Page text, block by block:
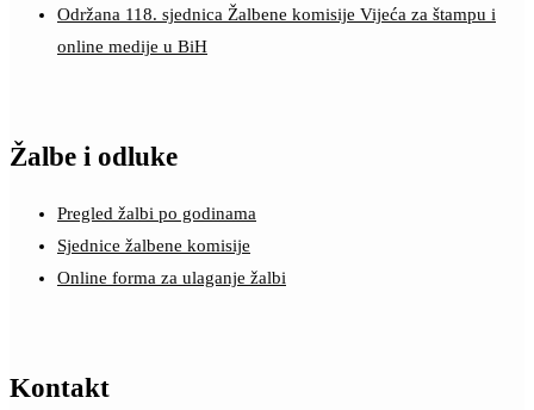
Održana 118. sjednica Žalbene komisije Vijeća za štampu i
online medije u BiH
Žalbe i odluke
Pregled žalbi po godinama
Sjednice žalbene komisije
Online forma za ulaganje žalbi
Kontakt